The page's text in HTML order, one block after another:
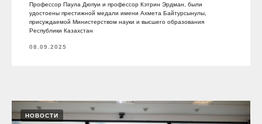
Профессор Паула Дюпуи и профессор Кэтрин Эрдман, были
удостоены престижной медали имени Ахмета Байтурсынулы,
присуждаемой Министерством науки и высшего образования
Республики Казахстан
08.09.2025
НОВОСТИ